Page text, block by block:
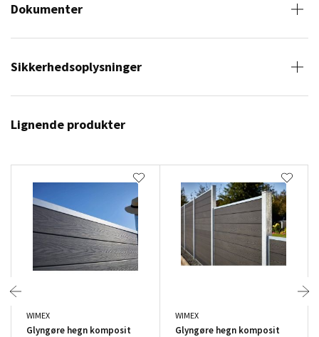
Dokumenter
Sikkerhedsoplysninger
Lignende produkter
WIMEX
Glyngøre hegn komposit
WIMEX
Glyngøre hegn komposit